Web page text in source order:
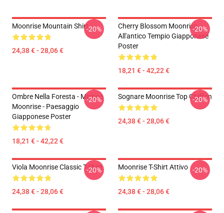
Moonrise Mountain Shirt
24,38 € - 28,06 €
-20%
Cherry Blossom Moonrise
All'antico Tempio Giapponese
Poster
18,21 € - 42,22 €
-20%
Ombre Nella Foresta - Mistico
Moonrise - Paesaggio
Giapponese Poster
18,21 € - 42,22 €
-20% Sognare Moonrise Top Chiffon
24,38 € - 28,06 €
-20%
Viola Moonrise Classic T-Shirt
24,38 € - 28,06 €
-20% Moonrise T-Shirt Attivo
24,38 € - 28,06 €
-20%